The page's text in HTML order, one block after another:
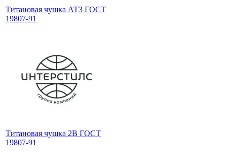
Титановая чушка АТ3 ГОСТ
19807-91
Титановая чушка 2В ГОСТ
19807-91